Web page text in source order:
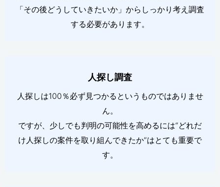
「その後どうしていきたいか」からしっかり考え調査
する必要があります。
人探し調査
人探しは100％必ず見つかるというものではありませ
ん。
ですが、少しでも判明の可能性を高めるには“どれだ
け人探しの案件を取り組んできたか”はとても重要で
す。